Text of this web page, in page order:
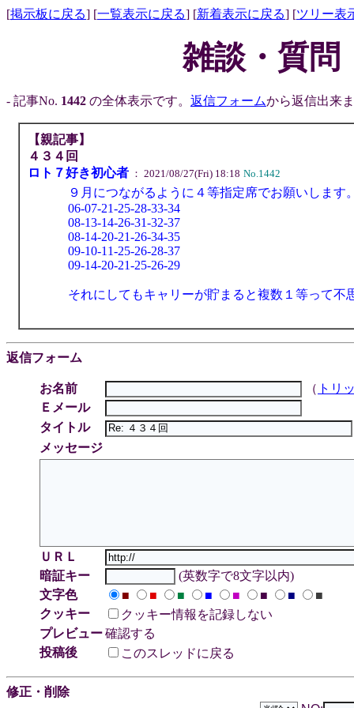
[掲示板に戻る] [一覧表示に戻る] [新着表示に戻る] [ツリー表
雑談・質問
- 記事No. 1442 の全体表示です。 返信フォームから返信出来
【親記事】
４３４回
ロト７好き初心者： 2021/08/27(Fri) 18:18 No.1442
９月につながるように４等指定席でお願いします
06-07-21-25-28-33-34
08-13-14-26-31-32-37
08-14-20-21-26-34-35
09-10-11-25-26-28-37
09-14-20-21-25-26-29
それにしてもキャリーが貯まると複数１等って不
返信フォーム
お名前 （ トリ
Ｅメール
タイトル
メッセージ
ＵＲＬ
暗証キー
(英数字で8文字以内)
文字色
■ ■ ■ ■ ■ ■ ■
■
クッキー
クッキー情報を記録しない
プレビュー確認する
投稿後
このスレッドに戻る
修正・削除